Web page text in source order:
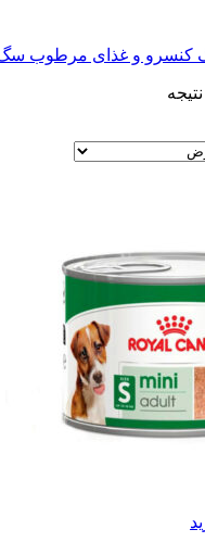
کنسرو و غذای مرطوب